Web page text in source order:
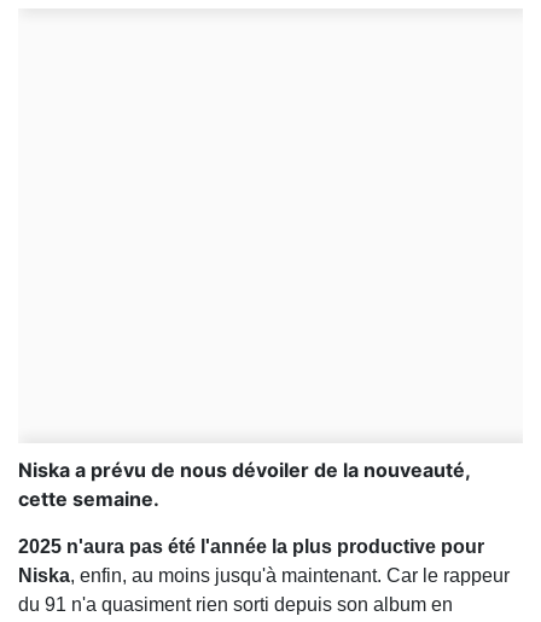
Niska a prévu de nous dévoiler de la nouveauté,
cette semaine.
2025 n'aura pas été l'année la plus productive pour
Niska, enfin, au moins jusqu'à maintenant. Car le rappeur
du 91 n'a quasiment rien sorti depuis son album en